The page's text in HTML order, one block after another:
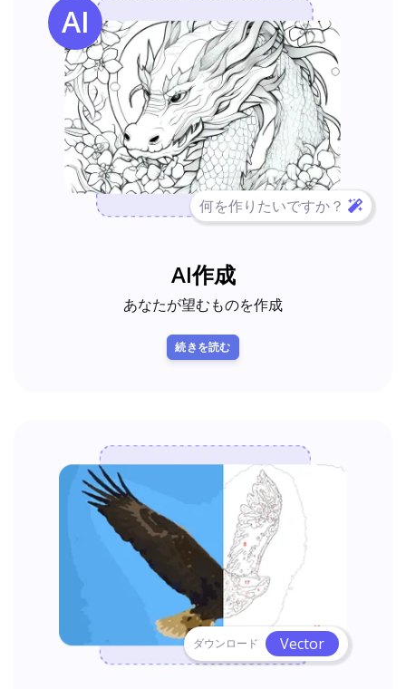
AI
何を作りたいですか？
AI作成
あなたが望むものを作成
続きを読む
ダウンロード Vector